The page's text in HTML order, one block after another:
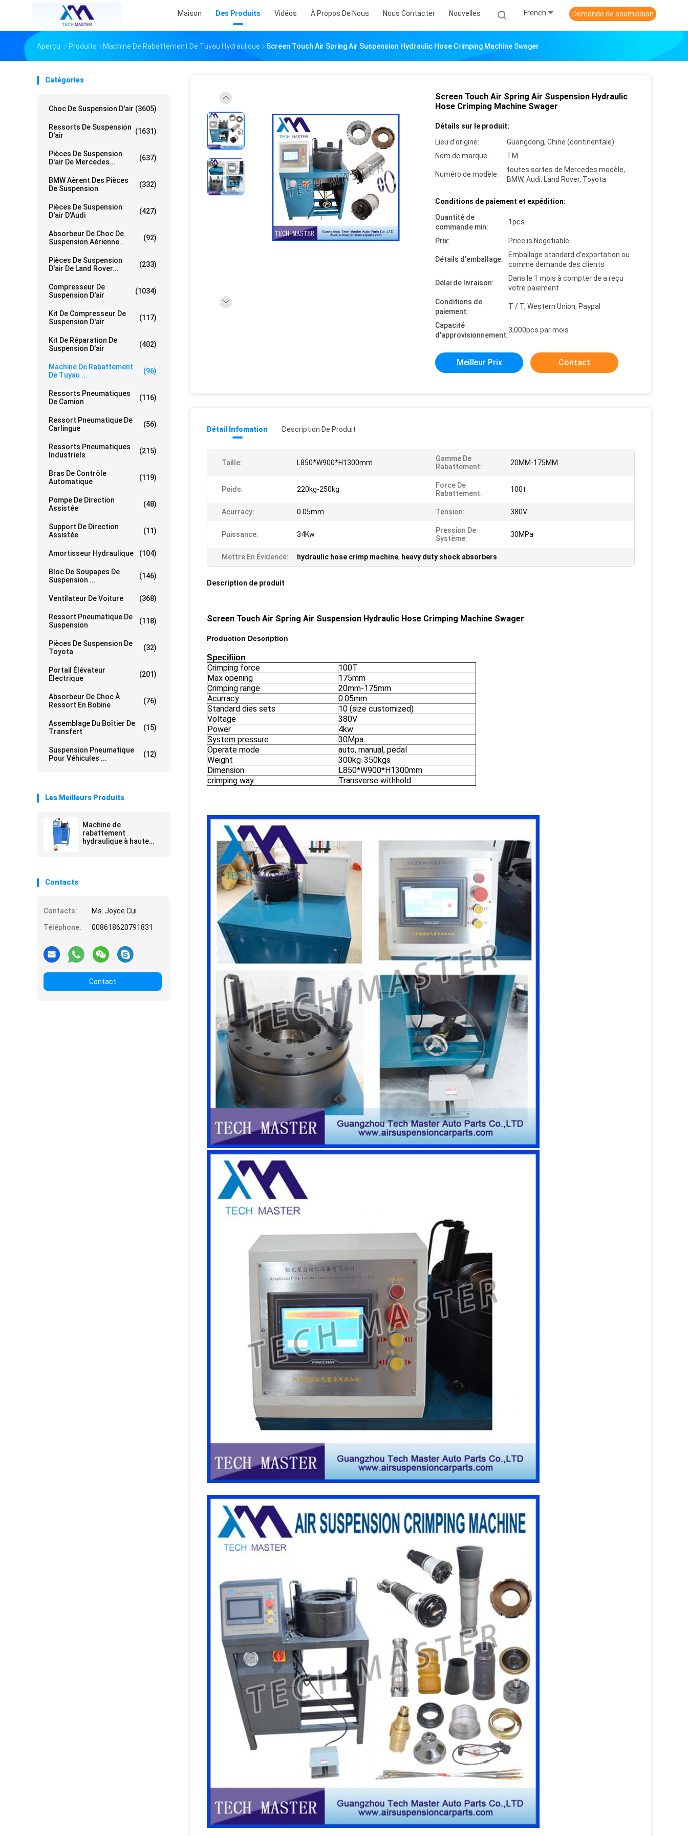
Maison Des Produits Vidéos À Propos De Nous Nous Contacter Nouvelles French Demande de soumission
Aperçu Produits Machine De Rabattement De Tuyau Hydraulique Screen Touch Air Spring Air Suspension Hydraulic Hose Crimping Machine Swager
Catégories
Choc De Suspension D'air (3605)
Ressorts De Suspension
D'air
(1631)
Pièces De Suspension
D'air De Mercedes...
(637)
BMW Aèrent Des Pièces
De Suspension
(332)
Pièces De Suspension
D'air D'Audi
(427)
Absorbeur De Choc De
Suspension Aérienne...
(92)
Pièces De Suspension
D'air De Land Rover...
(233)
Compresseur De
Suspension D'air
(1034)
Kit De Compresseur De
Suspension D'air
(117)
Kit De Réparation De
Suspension D'air
(402)
Machine De Rabattement
De Tuyau ...
(96)
Ressorts Pneumatiques
De Camion
(116)
Ressort Pneumatique De
Carlingue
(56)
Ressorts Pneumatiques
Industriels
(215)
Bras De Contrôle
Automatique
(119)
Pompe De Direction
Assistée
(48)
Support De Direction
Assistée
(11)
Amortisseur Hydraulique (104)
Bloc De Soupapes De
Suspension ...
(146)
Ventilateur De Voiture (368)
Ressort Pneumatique De
Suspension
(118)
Pièces De Suspension De
Toyota
(32)
Portail Élévateur
Électrique
(201)
Absorbeur De Choc À
Ressort En Bobine
(76)
Assemblage Du Boîtier De
Transfert
(15)
Suspension Pneumatique
Pour Véhicules ...
(12)
Les Meilleurs Produits
Machine de
rabattement
hydraulique à haute
Contacts
Contacts:
Ms. Joyce Cui
Téléphone:
008618620791831
Contact
Screen Touch Air Spring Air Suspension Hydraulic
Hose Crimping Machine Swager
Détails sur le produit:
Lieu d'origine:
Guangdong, Chine (continentale)
Nom de marque:
TM
Numéro de modèle:
toutes sortes de Mercedes modèle,
BMW, Audi, Land Rover, Toyota
Conditions de paiement et expédition:
Quantité de
commande min:
1pcs
Prix: Price is Negotiable
Détails d'emballage:
Emballage standard d'exportation ou
comme demande des clients
Délai de livraison:
Dans le 1 mois à compter de a reçu
votre paiement
Conditions de
paiement:
T / T, Western Union, Paypal
Capacité
d'approvisionnement:
3,000pcs par mois
Meilleur Prix Contact
Détail Infomation Description De Produit
Taille: L850*W900*H1300mm
Gamme De
Rabattement:
20MM-175MM
Poids: 220kg-250kg
Force De
Rabattement:
100t
Acurracy: 0.05mm Tension: 380V
Puissance: 34Kw
Pression De
Système:
30MPa
Mettre En Évidence: hydraulic hose crimp machine, heavy duty shock absorbers
Description de produit
Screen Touch Air Spring Air Suspension Hydraulic Hose Crimping Machine Swager
Production Description
Specifiion
Crimping force
100T
Max opening
175mm
Crimping range
20mm-175mm
Acurracy
0.05mm
Standard dies sets
10 (size customized)
Voltage
380V
Power
4kw
System pressure
30Mpa
Operate mode
auto, manual, pedal
Weight
300kg-350kgs
Dimension
L850*W900*H1300mm
crimping way
Transverse withhold